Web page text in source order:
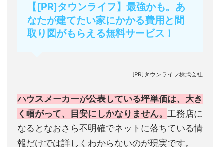
【[PR]タウンライフ】最強かも。あ
なたが建てたい家にかかる費用と間
取り図がもらえる無料サービス！
[PR]タウンライフ株式会社
ハウスメーカーが公表している坪単価は、大き
く幅がって、目安にしかなりません。 工務店に
なるとなおさら不明確でネットに落ちている情
報だけでは詳しくわからないのが現実です。